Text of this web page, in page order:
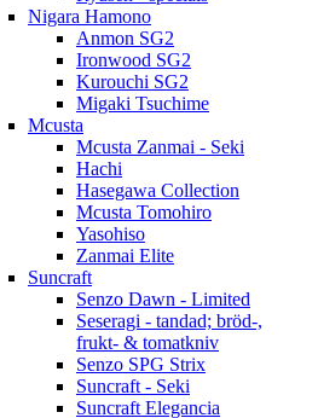
Nigara Hamono
Anmon SG2
Ironwood SG2
Kurouchi SG2
Migaki Tsuchime
Mcusta
Mcusta Zanmai - Seki
Hachi
Hasegawa Collection
Mcusta Tomohiro
Yasohiso
Zanmai Elite
Suncraft
Senzo Dawn - Limited
Seseragi - tandad; bröd-,
frukt- & tomatkniv
Senzo SPG Strix
Suncraft - Seki
Suncraft Elegancia